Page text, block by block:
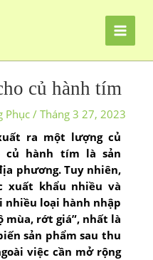
củ hành tím
Phục/ Tháng 3 27, 2023
ra một lượng củ
củ hành tím là sản
phương. Tuy nhiên,
xuất khẩu nhiều và
nhiều loại hành nhập
mùa, rớt giá”, nhất là
sản phẩm sau thu
việc cần mở rộng